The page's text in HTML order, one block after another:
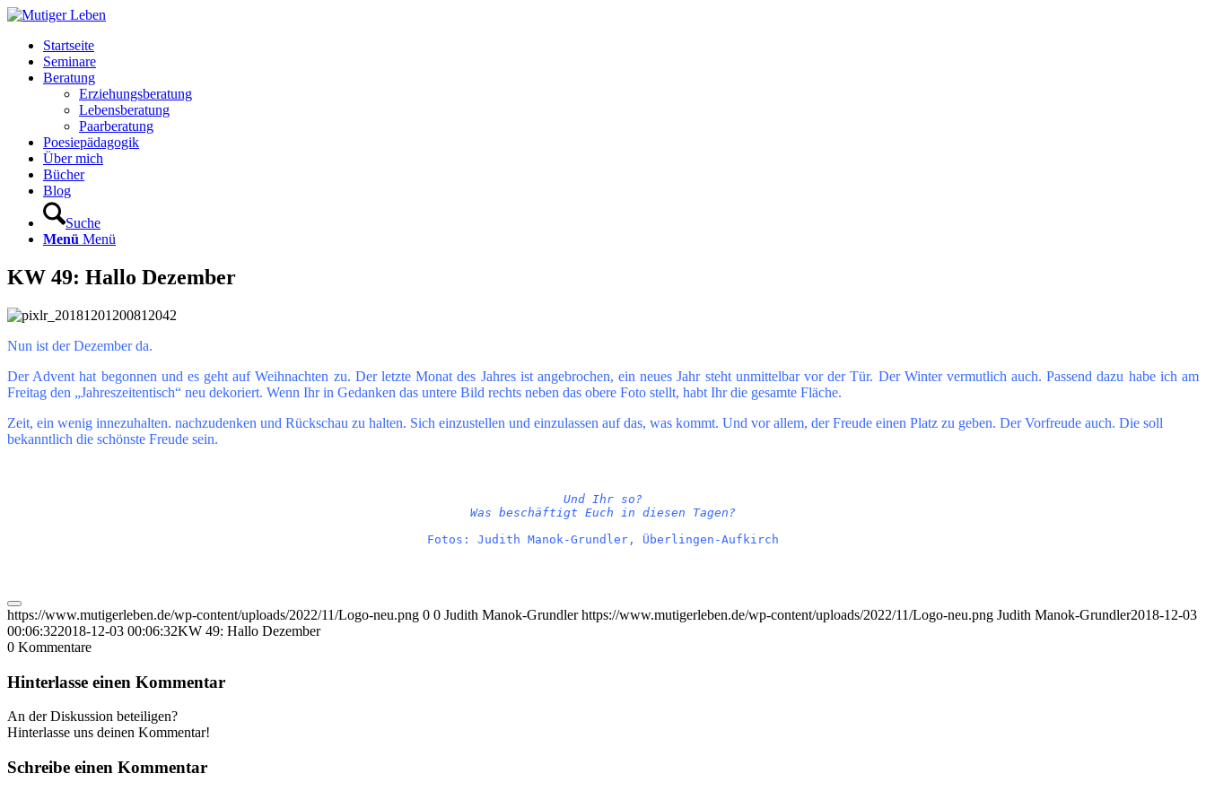
Startseite
Seminare
Beratung
Erziehungsberatung
Lebensberatung
Paarberatung
Poesiepädagogik
Über mich
Bücher
Blog
Suche
Menü Menü
KW 49: Hallo Dezember
Nun ist der Dezember da.
Der Advent hat begonnen und es geht auf Weihnachten zu. Der letzte Monat des Jahres ist angebrochen, ein neues Jahr steht unmittelbar vor der Tür. Der Winter vermutlich auch. Passend dazu habe ich am
Freitag den „Jahreszeitentisch“ neu dekoriert. Wenn Ihr in Gedanken das untere Bild rechts neben das obere Foto stellt, habt Ihr die gesamte Fläche.
Zeit, ein wenig innezuhalten. nachzudenken und Rückschau zu halten. Sich einzustellen und einzulassen auf das, was kommt. Und vor allem, der Freude einen Platz zu geben. Der Vorfreude auch. Die soll
bekanntlich die schönste Freude sein.
Und Ihr so?
Was beschäftigt Euch in diesen Tagen?
Fotos: Judith Manok-Grundler, Überlingen-Aufkirch
https://www.mutigerleben.de/wp-content/uploads/2022/11/Logo-neu.png 0 0 Judith Manok-Grundler https://www.mutigerleben.de/wp-content/uploads/2022/11/Logo-neu.png Judith Manok-Grundler2018-12-03
00:06:322018-12-03 00:06:32KW 49: Hallo Dezember
0 Kommentare
Hinterlasse einen Kommentar
An der Diskussion beteiligen?
Hinterlasse uns deinen Kommentar!
Schreibe einen Kommentar